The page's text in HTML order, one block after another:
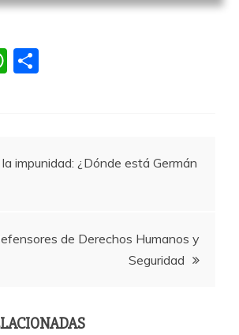
W
A a
impunidad: ¿Dónde está Germán
de Derechos Humanos y
Seguridad